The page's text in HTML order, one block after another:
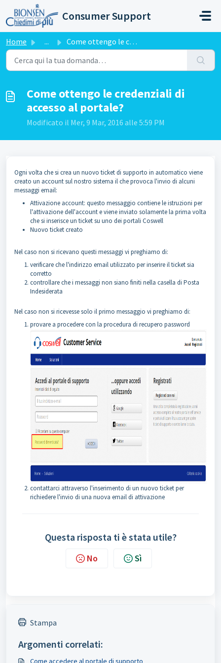
Salta al contenuto principale
Consumer Support
Home ... Come ottengo le credenziali di accesso al portale?
Come ottengo le credenziali di
accesso al portale?
Modificato il Mer, 9 Mar, 2016 alle 5:59 PM
Ogni volta che si crea un nuovo ticket di supporto in automatico viene
creato un account sul nostro sistema il che provoca l'invio di alcuni
messaggi email:
Attivazione account: questo messaggio contiene le istruzioni per
l'attivazione dell'account e viene inviato solamente la prima volta
che si inserisce un ticket su uno dei portali Coswell
Nuovo ticket creato
Nel caso non si ricevano questi messaggi vi preghiamo di:
verificare che l'indirizzo email utilizzato per inserire il ticket sia
corretto
controllare che i messaggi non siano finiti nella casella di Posta
Indesiderata
Nel caso non si ricevesse solo il primo messaggio vi preghiamo di:
provare a procedere con la procedura di recupero password
contattarci attraverso l'inserimento di un nuovo ticket per
richiedere l'invio di una nuova email di attivazione
Questa risposta ti è stata utile?
No Sì
Stampa
Argomenti correlati:
Come accedere al portale di supporto